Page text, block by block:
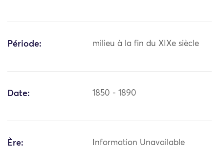
Période: milieu à la fin du XIXe siècle
Date: 1850 - 1890
Ère: Information Unavailable